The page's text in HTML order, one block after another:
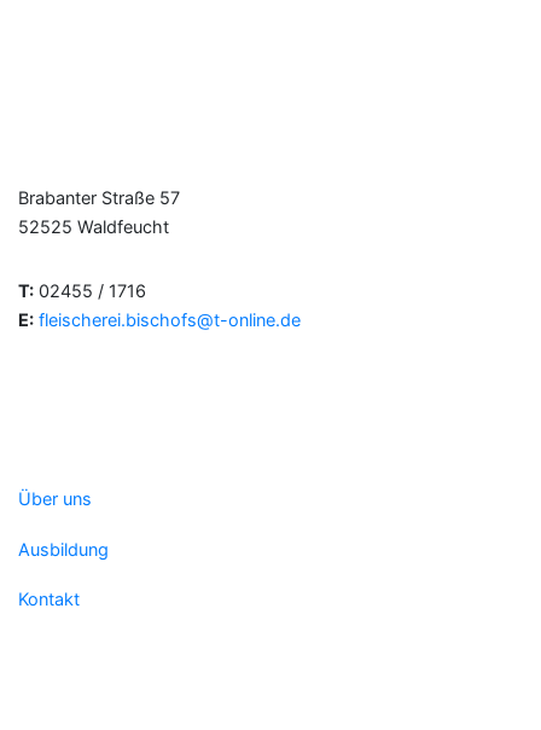
Brabanter Straße 57
52525 Waldfeucht
T: 02455 / 1716
E: fleischerei.bischofs@t-online.de
Über uns
Ausbildung
Kontakt